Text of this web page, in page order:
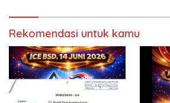
Rekomendasi untuk kamu